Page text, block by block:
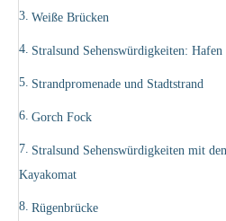
Weiße Brücken
Stralsund Sehenswürdigkeiten: Hafen
Strandpromenade und Stadtstrand
Gorch Fock
Stralsund Sehenswürdigkeiten mit
Kayakomat
Rügenbrücke